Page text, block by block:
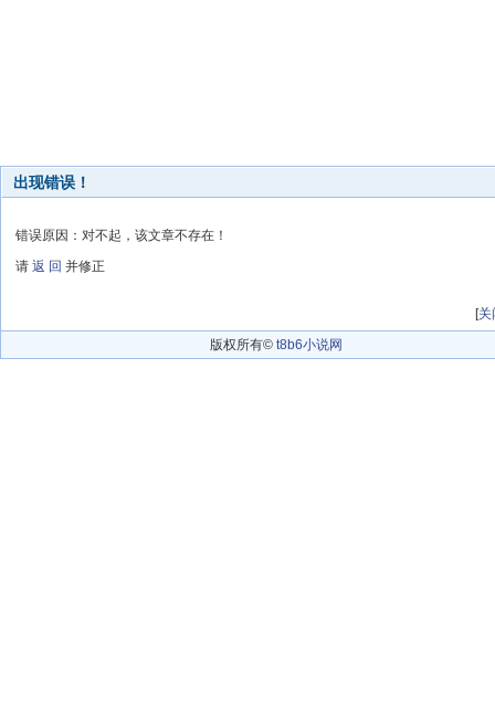
出现错误！
错误原因：对不起，该文章不存在！
请 返 回 并修正
[关
版权所有© t8b6小说网